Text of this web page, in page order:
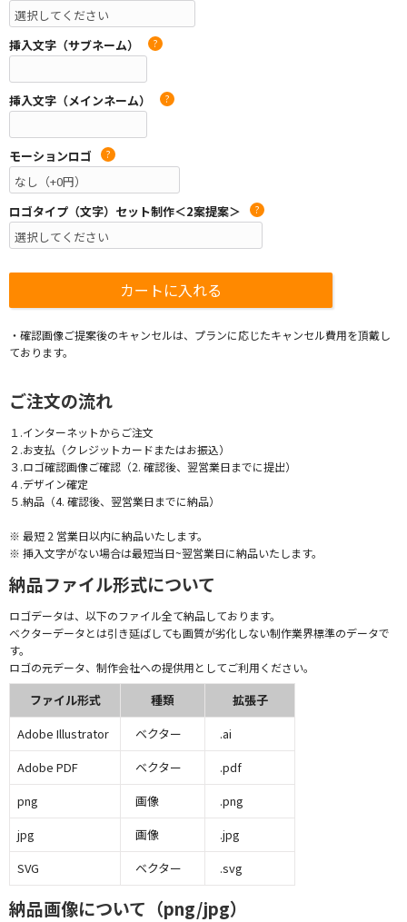
挿入文字（サブネーム） ?
挿入文字（メインネーム） ?
モーションロゴ ?
ロゴタイプ（文字）セット制作＜2案提案＞ ?
・確認画像ご提案後のキャンセルは、プランに応じたキャンセル費用を頂戴し
ております。
ご注文の流れ
１.インターネットからご注文
２.お支払（クレジットカードまたはお振込）
３.ロゴ確認画像ご確認（2. 確認後、翌営業日までに提出）
４.デザイン確定
５.納品（4. 確認後、翌営業日までに納品）
※ 最短 2 営業日以内に納品いたします。
※ 挿入文字がない場合は最短当日~翌営業日に納品いたします。
納品ファイル形式について
ロゴデータは、以下のファイル全て納品しております。
ベクターデータとは引き延ばしても画質が劣化しない制作業界標準のデータで
す。
ロゴの元データ、制作会社への提供用としてご利用ください。
ファイル形式 種類
拡張子
Adobe Illustrator
ベクター
.ai
Adobe PDF
ベクター
.pdf
png
画像
.png
jpg
画像
.jpg
SVG
ベクター .svg
納品画像について（png/jpg）